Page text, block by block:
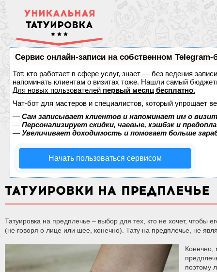
УНИКАЛЬНАЯ
ТАТУИРОВКА
Сервис онлайн-записи на собственном Telegram-
Тот, кто работает в сфере услуг, знает — без ведения
напоминать клиентам о визитах тоже. Нашли самый
Для новых пользователей первый месяц бесплатно.
Чат-бот для мастеров и специалистов, который упрощает
— Сам записывает клиентов и напоминает им о
— Персонализирует скидки, чаевые, кэшбэк и
— Увеличивает доходимость и помогает больше
Начать пользоваться сервисом
ТАТУИРОВКИ НА ПРЕДПЛЕЧЬЕ
Татуировка на предплечье – выбор для тех, кто не хочет,
(не говоря о лице или шее, конечно). Тату на предплечье, не
Конечно,
поэтому